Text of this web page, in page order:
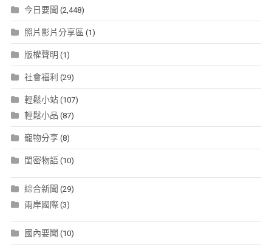
今日要聞 (2,448)
照片影片分享區 (1)
版權聲明 (1)
社會福利 (29)
輕鬆小站(107)
輕鬆小品 (87)
寵物分享(8)
閨密物語(10)
綜合新聞 (29)
兩岸國際(3)
國內要聞 (10)